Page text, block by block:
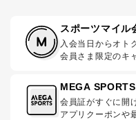
スポーツマイル
入会当日からオト
会員さま限定のキ
MEGA
会員証がすぐに開
アプリクーポンや